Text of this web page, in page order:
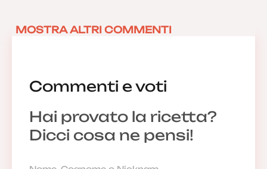
Commenti e voti
Hai provato la ricetta?
Dicci cosa ne pensi!
MOSTRA ALTRI COMMENTI